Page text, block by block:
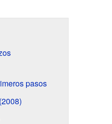
pasos
(2008)